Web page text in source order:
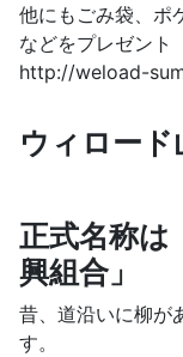
他にもごみ袋、ポ
などをプレゼント
http://weload-
ウィロード
正式名称は
興組合」
昔、道沿いに柳が
す。